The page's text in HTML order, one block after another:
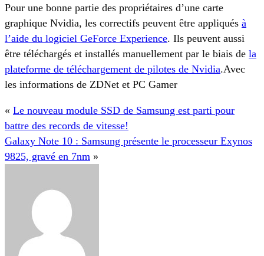
Pour une bonne partie des propriétaires d’une carte
graphique Nvidia, les correctifs peuvent être appliqués à
l’aide du logiciel GeForce Experience. Ils peuvent aussi
être téléchargés et installés manuellement par le biais de la
plateforme de téléchargement de pilotes de Nvidia.Avec
les informations de ZDNet et PC Gamer
« Le nouveau module SSD de Samsung est parti pour
battre des records de vitesse!
Galaxy Note 10 : Samsung présente le processeur Exynos
9825, gravé en 7nm »